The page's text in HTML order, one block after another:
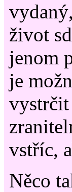
život
jenom
je
vystrčit
vstříc,
Něco